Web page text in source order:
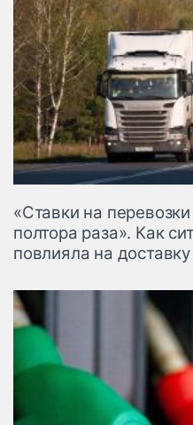
«Ставки на
полтора раза». Как
повлияла на